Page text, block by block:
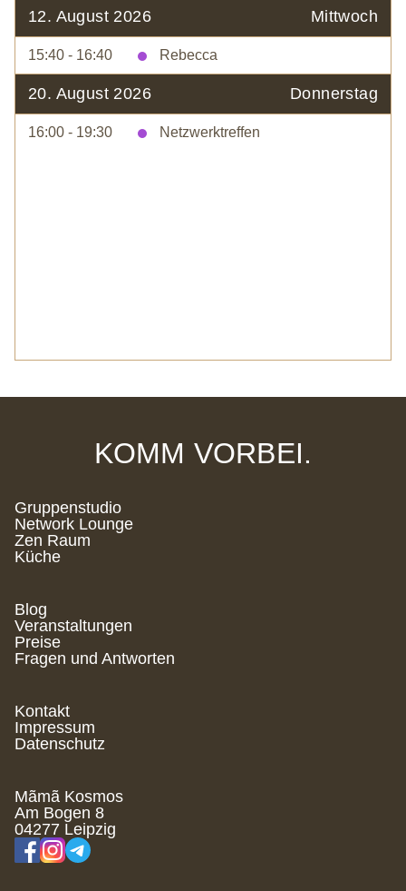
12. August 2026 Mittwoch
15:40 - 16:40 Rebecca
20. August 2026 Donnerstag
16:00 - 19:30 Netzwerktreffen
KOMM VORBEI.
Gruppenstudio
Network Lounge
Zen Raum
Küche
Blog
Veranstaltungen
Preise
Fragen und Antworten
Kontakt
Impressum
Datenschutz
Mãmã Kosmos
Am Bogen 8
04277 Leipzig